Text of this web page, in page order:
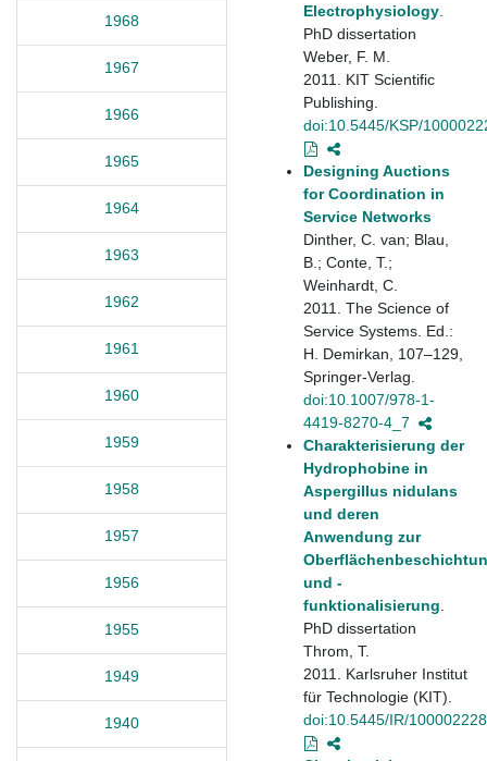
1968
1967
1966
1965
1964
1963
1962
1961
1960
1959
1958
1957
1956
1955
1949
1940
Electrophysiology
PhD dissertation
Weber, F. M.
2011. KIT Scientific
Publishing.
doi:10.5445/KSP/
Designing Auctions
for Coordination in
Service Networks
Dinther, C. van; Blau,
B.; Conte, T.;
Weinhardt, C.
2011. The Science of
Service Systems. Ed.:
H. Demirkan, 107–129,
Springer-Verlag.
doi:10.1007/978-1-
4419-8270-4_7
Charakterisierung der
Hydrophobine in
Aspergillus nidulans
und deren
Anwendung zur
und -
funktionalisierung
PhD dissertation
Throm, T.
2011. Karlsruher Institut
für Technologie (KIT).
doi:10.5445/IR/